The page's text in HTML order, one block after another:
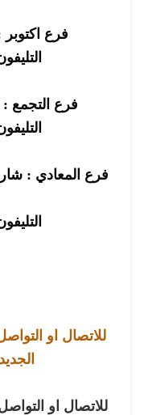
فرع اكتوبر
التليفون :
فرع التجمع
التليفون :
فرع المعادي :
التليفون :
للاتصال او
للاتصال او